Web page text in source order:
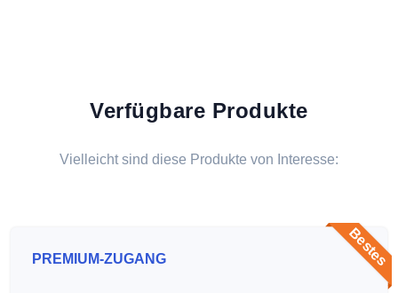
Verfügbare Produkte
Vielleicht sind diese Produkte von Interesse:
Bestes
PREMIUM-ZUGANG